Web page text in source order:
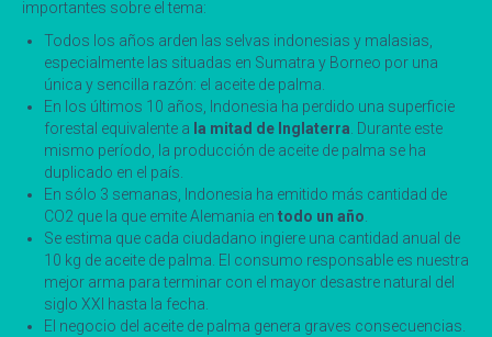
importantes sobre el tema:
Todos los años arden las selvas indonesias y malasias,
especialmente las situadas en Sumatra y Borneo por una
única y sencilla razón: el aceite de palma.
En los últimos 10 años, Indonesia ha perdido una superficie
forestal equivalente a la mitad de Inglaterra . Durante este
mismo período, la producción de aceite de palma se ha
duplicado en el país.
En sólo 3 semanas, Indonesia ha emitido más cantidad de
CO2 que la que emite Alemania en todo un año
Se estima que cada ciudadano ingiere una cantidad anual de
10 kg de aceite de palma. El consumo responsable es nuestra
mejor arma para terminar con el mayor desastre natural del
siglo XXI hasta la fecha.
El negocio del aceite de palma genera graves consecuencias.